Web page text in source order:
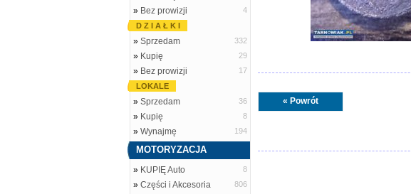
» Bez prowizji
4
D Z I A Ł K I
» Sprzedam 332
» Kupię 29
» Bez prowizji
17
LOKALE
» Sprzedam 36
» Kupię 8
» Wynajmę 194
MOTORYZACJA
» KUPIĘ Auto 8
» Części i Akcesoria 806
« Powrót